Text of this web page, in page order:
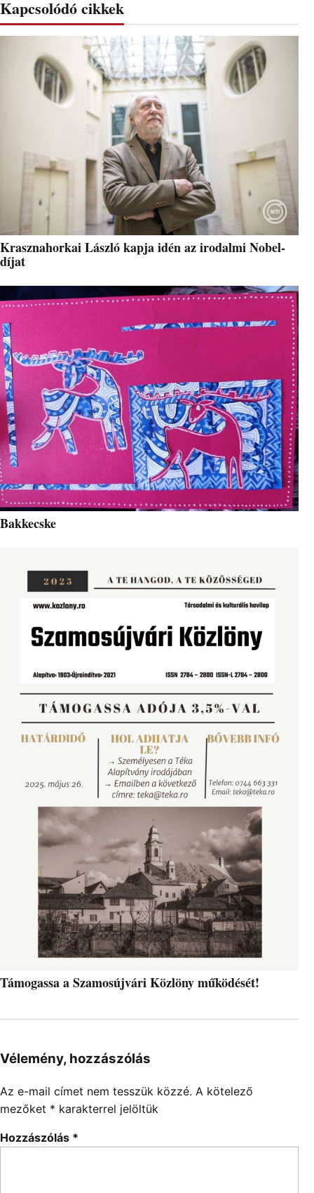
Kapcsolódó cikkek
Krasznahorkai László kapja idén az irodalmi Nobel-
díjat
Bakkecske
Támogassa a Szamosújvári Közlöny működését!
Vélemény, hozzászólás
Az e-mail címet nem tesszük közzé. A kötelező
mezőket * karakterrel jelöltük
Hozzászólás *